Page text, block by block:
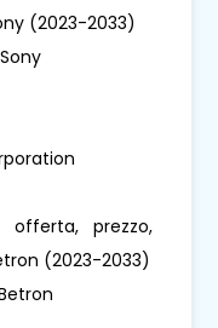
(2023-2033)
prezzo,
(2023-2033)